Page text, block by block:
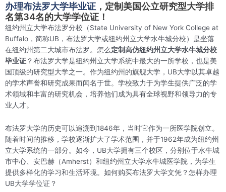
办理布法罗大学毕业证 ，定制美国公立研究型大学排
名第34名的大学学位证！
纽约州立大学布法罗分校（State University of New York College at
Buffalo，简称UB，布法罗大学或纽约州立大学水牛城分校）是坐落
在纽约州第二大城市布法罗。怎么定制高仿纽约州立大学水牛城分校
毕业证 ？布法罗大学是纽约州立大学系统中最大的一所学校，也是美
国顶级的研究型大学之一。作为纽约州的旗舰大学，UB大学以其卓越
的学术声誉和研究成果而闻名于世。学校致力于为学生提供广泛的学
术领域和丰富的研究机会，培养他们成为具有全球视野和领导力的专
业人才。
布法罗大学的历史可以追溯到1846年，当时它作为一所医学院创立。
随着时间的推移，学校逐渐扩大了学术范围，并于1962年成为纽约州
立大学系统的一部分。如今，UB大学拥有三个校区，分别位于水牛城
市中心、安巴赫（Amherst）和纽约州立大学水牛城医学院，为学生
提供多样化的学习和生活环境。如何购买布法罗大学文凭？怎样办理
UB大学学位证？